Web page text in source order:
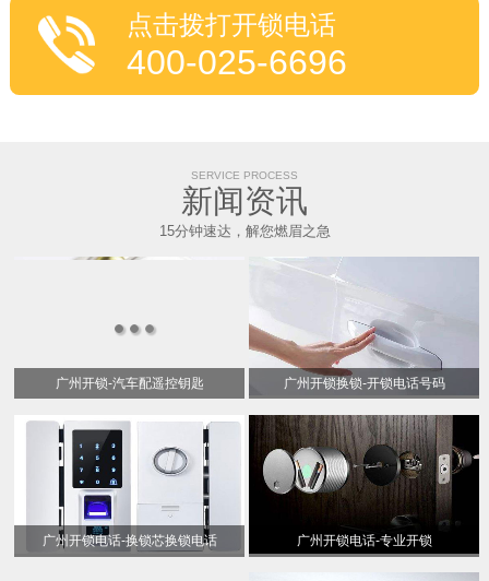
点击拨打开锁电话
400-025-6696
SERVICE PROCESS
新闻资讯
15分钟速达，解您燃眉之急
广州开锁-汽车配遥控钥匙 广州开锁换锁-开锁电话号码
广州开锁电话-换锁芯换锁电话 广州开锁电话-专业开锁